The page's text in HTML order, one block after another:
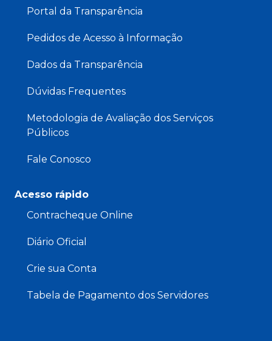
Portal da Transparência
Pedidos de Acesso à Informação
Dados da Transparência
Dúvidas Frequentes
Metodologia de Avaliação dos Serviços
Públicos
Fale Conosco
Acesso rápido
Contracheque Online
Diário Oficial
Crie sua Conta
Tabela de Pagamento dos Servidores